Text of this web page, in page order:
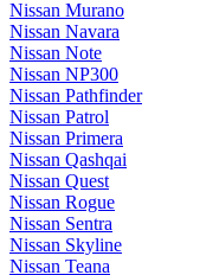
Nissan Murano
Nissan Navara
Nissan Note
Nissan NP300
Nissan Pathfinder
Nissan Patrol
Nissan Primera
Nissan Qashqai
Nissan Quest
Nissan Rogue
Nissan Sentra
Nissan Skyline
Nissan Teana